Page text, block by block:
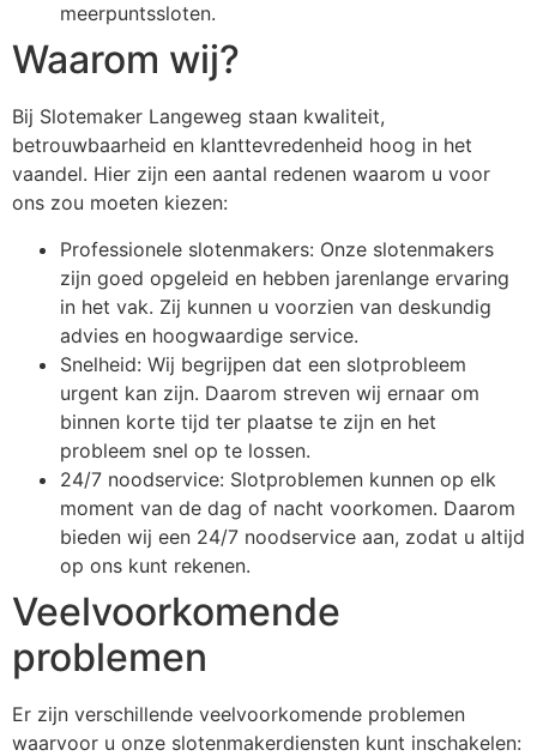
meerpuntssloten.
Waarom wij?
Bij Slotemaker Langeweg staan kwaliteit,
betrouwbaarheid en klanttevredenheid hoog in het
vaandel. Hier zijn een aantal redenen waarom u voor
ons zou moeten kiezen:
Professionele slotenmakers: Onze slotenmakers
zijn goed opgeleid en hebben jarenlange ervaring
in het vak. Zij kunnen u voorzien van deskundig
advies en hoogwaardige service.
Snelheid: Wij begrijpen dat een slotprobleem
urgent kan zijn. Daarom streven wij ernaar om
binnen korte tijd ter plaatse te zijn en het
probleem snel op te lossen.
24/7 noodservice: Slotproblemen kunnen op elk
moment van de dag of nacht voorkomen. Daarom
bieden wij een 24/7 noodservice aan, zodat u altijd
op ons kunt rekenen.
Veelvoorkomende
problemen
Er zijn verschillende veelvoorkomende problemen
waarvoor u onze slotenmakerdiensten kunt inschakelen: